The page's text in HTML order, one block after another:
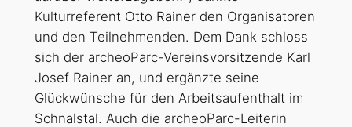
Kulturreferent Otto Rainer den Organisatoren
und den Teilnehmenden. Dem Dank schloss
sich der archeoParc-Vereinsvorsitzende Karl
Josef Rainer an, und ergänzte seine
Glückwünsche für den Arbeitsaufenthalt im
Schnalstal. Auch die archeoParc-Leiterin